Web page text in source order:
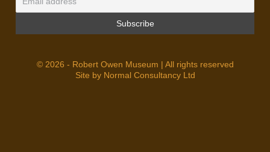
© 2026 - Robert Owen Museum | All rights reserved
Site by Normal Consultancy Ltd